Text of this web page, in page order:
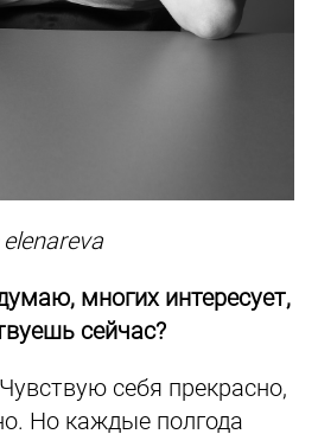
многих интересует,
сейчас?
Чувствую себя прекрасно,
Но каждые полгода